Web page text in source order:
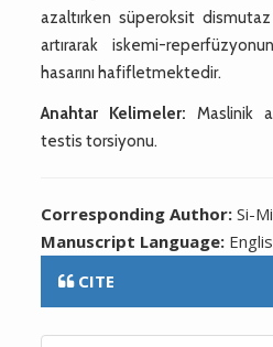
azaltırken süperoksit
artırarak iskemi-
hasarını hafifletmektedir.
Anahtar Kelimeler: Maslinik
testis torsiyonu.
Corresponding Author:Si-
Manuscript Language:
CITE